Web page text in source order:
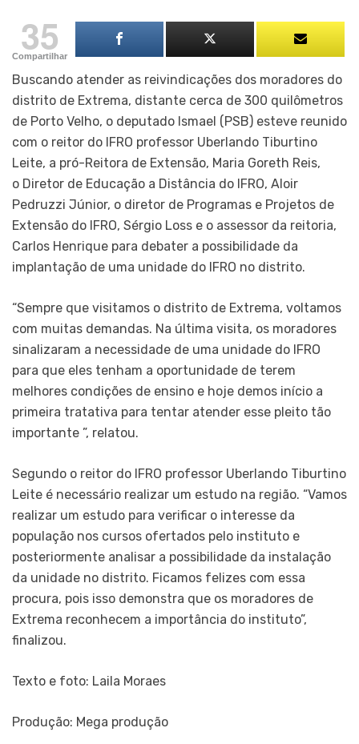
35
Compartilhar
Buscando atender as reivindicações dos moradores do
distrito de Extrema, distante cerca de 300 quilômetros
de Porto Velho, o deputado Ismael (PSB) esteve reunido
com o reitor do IFRO professor Uberlando Tiburtino
Leite, a pró-Reitora de Extensão, Maria Goreth Reis,
o Diretor de Educação a Distância do IFRO, Aloir
Pedruzzi Júnior, o diretor de Programas e Projetos de
Extensão do IFRO, Sérgio Loss e o assessor da reitoria,
Carlos Henrique para debater a possibilidade da
implantação de uma unidade do IFRO no distrito.
“Sempre que visitamos o distrito de Extrema, voltamos
com muitas demandas. Na última visita, os moradores
sinalizaram a necessidade de uma unidade do IFRO
para que eles tenham a oportunidade de terem
melhores condições de ensino e hoje demos início a
primeira tratativa para tentar atender esse pleito tão
importante ”, relatou.
Segundo o reitor do IFRO professor Uberlando Tiburtino
Leite é necessário realizar um estudo na região. “Vamos
realizar um estudo para verificar o interesse da
população nos cursos ofertados pelo instituto e
posteriormente analisar a possibilidade da instalação
da unidade no distrito. Ficamos felizes com essa
procura, pois isso demonstra que os moradores de
Extrema reconhecem a importância do instituto”,
finalizou.
Texto e foto: Laila Moraes
Produção: Mega produção